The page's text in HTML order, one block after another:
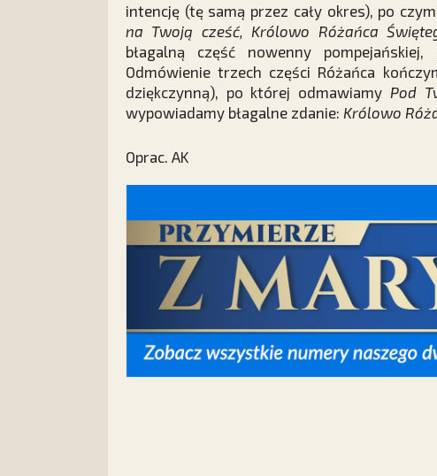
intencję (tę samą przez cały okres), po
na Twoją cześć, Królowo Różańca
błagalną część nowenny
Odmówienie trzech części Różańca
dziękczynną), po której odmawiamy Pod
wypowiadamy błagalne zdanie: Królowo
Oprac. AK